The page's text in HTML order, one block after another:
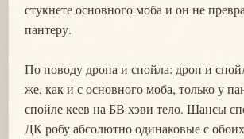
стукнете основного моба и он не
пантеру.
По поводу дропа и спойла: дроп и
же, как и с основного моба, только у
спойле кеев на БВ хэви тело. Шансы
ДК робу абсолютно одинаковые с